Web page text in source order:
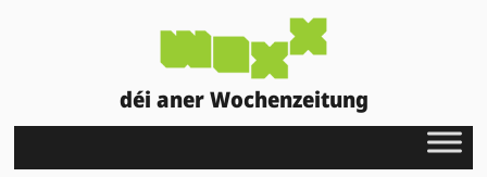
déi aner Wochenzeitung